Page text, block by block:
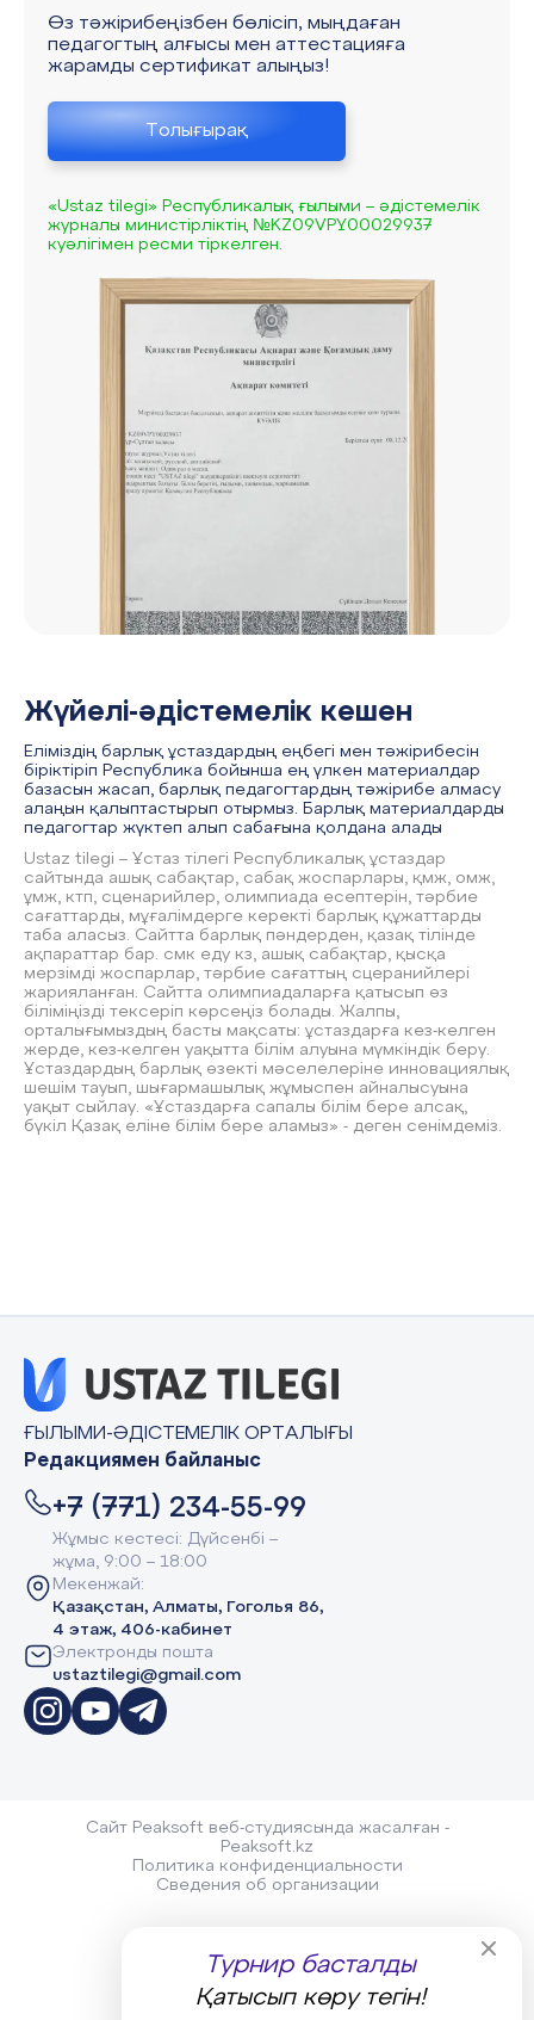
Турнир басталды
Қатысып көру тегін!
Өз тәжірибеңізбен бөлісіп, мыңдаған
педагогтың алғысы мен аттестацияға
жарамды сертификат алыңыз!
Толығырақ
«Ustaz tilegi» Республикалық ғылыми – әдістемелік
журналы министірліктің №KZ09VPY00029937
куәлігімен ресми тіркелген.
Жүйелі-әдістемелік кешен
Еліміздің барлық ұстаздардың еңбегі мен тәжірибесін
біріктіріп Республика бойынша ең үлкен материалдар
базасын жасап, барлық педагогтардың тәжірибе алмасу
алаңын қалыптастырып отырмыз. Барлық материалдарды
педагогтар жүктеп алып сабағына қолдана алады
Ustaz tilegi – Ұстаз тілегі Республикалық ұстаздар
сайтында ашық сабақтар, сабақ жоспарлары, қмж, омж,
ұмж, ктп, сценарийлер, олимпиада есептерін, тәрбие
сағаттарды, мұғалімдерге керекті барлық құжаттарды
таба аласыз. Сайтта барлық пәндерден, қазақ тілінде
ақпараттар бар. смк еду кз, ашық сабақтар, қысқа
мерзімді жоспарлар, тәрбие сағаттың сцеранийлері
жарияланған. Сайтта олимпиадаларға қатысып өз
біліміңізді тексеріп көрсеңіз болады. Жалпы,
орталығымыздың басты мақсаты: ұстаздарға кез-келген
жерде, кез-келген уақытта білім алуына мүмкіндік беру.
Ұстаздардың барлық өзекті мәселелеріне инновациялық
шешім тауып, шығармашылық жұмыспен айналысуына
уақыт сыйлау. «Ұстаздарға сапалы білім бере алсақ,
бүкіл Қазақ еліне білім бере аламыз» - деген сенімдеміз.
ҒЫЛЫМИ-ӘДІСТЕМЕЛІК ОРТАЛЫҒЫ
Редакциямен байланыс
+7 (771) 234-55-99
Жұмыс кестесі: Дүйсенбі –
жұма, 9:00 – 18:00
Мекенжай:
Қазақстан, Алматы, Гоголья 86,
4 этаж, 406-кабинет
Электронды пошта
ustaztilegi@gmail.com
Сайт Peaksoft веб-студиясында жасалған -
Peaksoft.kz
Политика конфиденциальности
Сведения об организации